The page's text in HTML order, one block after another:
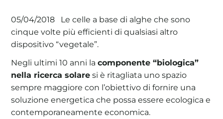
05/04/2018
Le celle a base di alghe che sono
cinque volte più efficienti di qualsiasi altro
dispositivo “vegetale”.
Negli ultimi 10 anni lacomponente “biologica”
nella ricerca solare si è ritagliata uno spazio
sempre maggiore con l’obiettivo di fornire una
soluzione energetica che possa essere ecologica e
contemporaneamente economica.